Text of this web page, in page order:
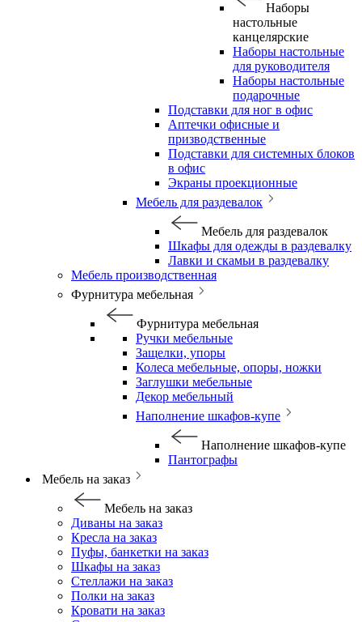
Наборы
настольные
канцелярские
Наборы настольные
для руководителя
Наборы настольные
подарочные
Подставки для ног в офис
Аптечки офисные и
призводственные
Подставки для системных блоков
в офис
Экраны проекционные
Мебель для раздевалок
Мебель для раздевалок
Шкафы для одежды в раздевалку
Лавки и скамьи в раздевалку
Мебель производственная
Фурнитура мебельная
Фурнитура мебельная
Ручки мебельные
Защелки, упоры
Колеса мебельные, опоры, ножки
Заглушки мебельные
Декор мебельный
Наполнение шкафов-купе
Наполнение шкафов-купе
Пантографы
Мебель на заказ
Мебель на заказ
Диваны на заказ
Кресла на заказ
Пуфы, банкетки на заказ
Шкафы на заказ
Стеллажи на заказ
Полки на заказ
Кровати на заказ